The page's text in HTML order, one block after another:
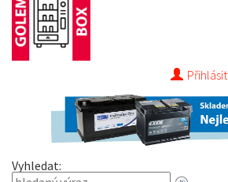
Přihlásit
Vyhledat: